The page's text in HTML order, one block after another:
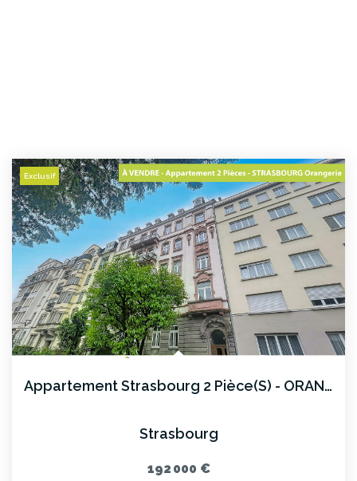
Exclusif
Appartement Strasbourg 2 Pièce(s) - ORANGERIE
Strasbourg
192 000 €